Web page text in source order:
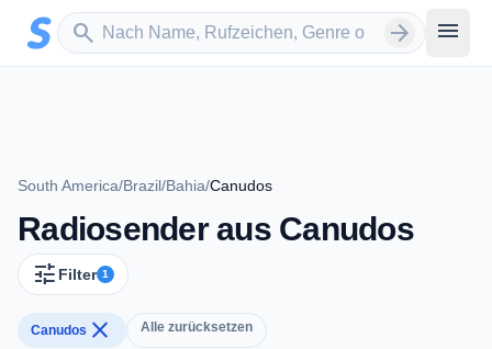
Zum Hauptinhalt springen
search
Sender suchen arrow_forward menu
South America/Brazil/Bahia/Canudos
Radiosender aus Canudos
tune Filter 1
Canudos close Alle zurücksetzen